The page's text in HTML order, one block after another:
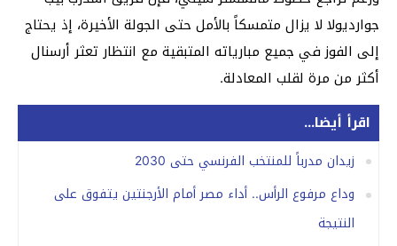
جوارديولا لا يزال متمسكاً بالأمل حتى الجولة الأخيرة، إذ يحتاج
إلى الفوز في جميع مبارياته المتبقية مع انتظار تعثر أرسنال
أكثر من مرة لقلب المعادلة.
اقرأ أيضا...
زيدان مدرباً للمنتخب الفرنسي حتى 2030
وداع مرفوع الرأس.. أداء مصر أمام الأرجنتين يتفوق على
النتيجة